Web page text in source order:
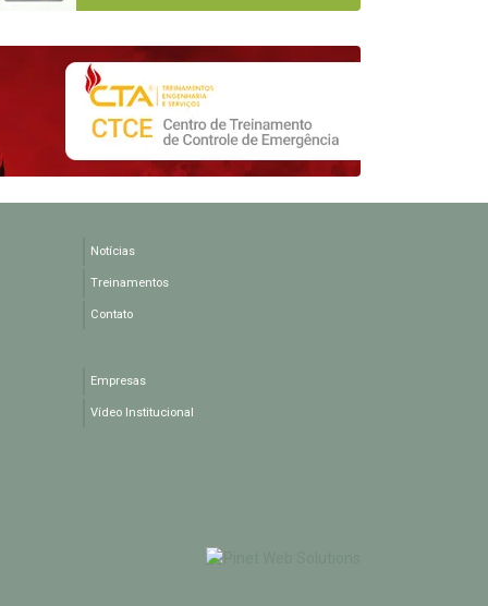
Notícias
Treinamentos
Contato
Empresas
Vídeo Institucional